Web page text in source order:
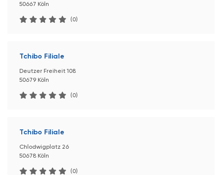
50667 Köln
(0)
Tchibo Filiale
Deutzer Freiheit 108
50679 Köln
(0)
Tchibo Filiale
Chlodwigplatz 26
50678 Köln
(0)